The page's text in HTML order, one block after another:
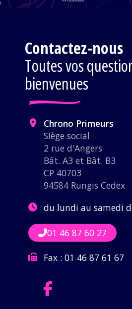
Contactez-nous
Toutes vos
bienvenues
Chrono Primeurs
Siège social
2 rue d'Angers
Bât. A3 et Bât. B3
CP 40703
94584 Rungis Cedex
du lundi au samedi
01 46 87 60 27
Fax : 01 46 87 61 67